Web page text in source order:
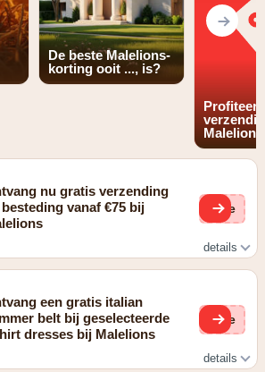
De beste Malelions-
korting ooit ..., is?
Profiteer
Malelions
nu gratis verzending
vanaf €75 bij
(ge
details
een gratis italian
belt bij geselecteerde
dresses bij Malelions
(ge
details